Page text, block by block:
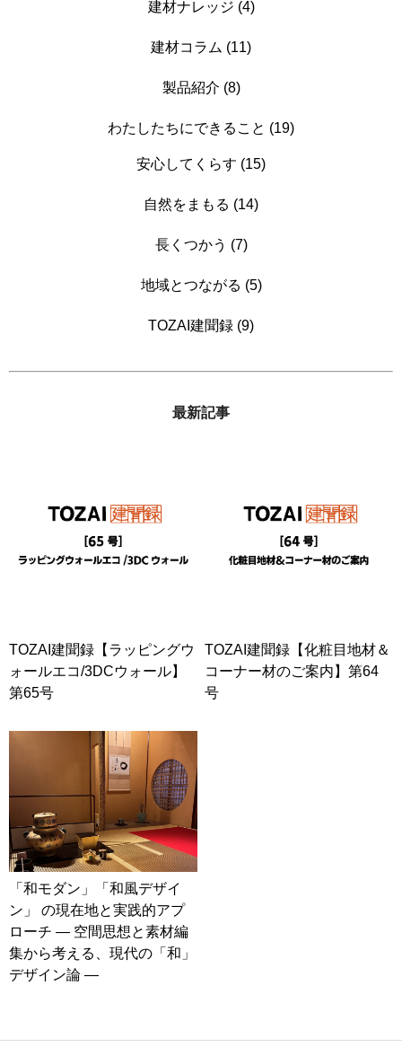
建材ナレッジ (4)
建材コラム (11)
製品紹介 (8)
わたしたちにできること (19)
安心してくらす (15)
自然をまもる (14)
長くつかう (7)
地域とつながる (5)
TOZAI建聞録 (9)
最新記事
TOZAI建聞録【ラッピングウ
ォールエコ/3DCウォール】
第65号
TOZAI建聞録【化粧目地材＆
コーナー材のご案内】第64
号
「和モダン」「和風デザイ
ン」 の現在地と実践的アプ
ローチ ― 空間思想と素材編
集から考える、現代の「和」
デザイン論 ―